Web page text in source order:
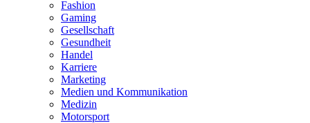
Fashion
Gaming
Gesellschaft
Gesundheit
Handel
Karriere
Marketing
Medien und Kommunikation
Medizin
Motorsport